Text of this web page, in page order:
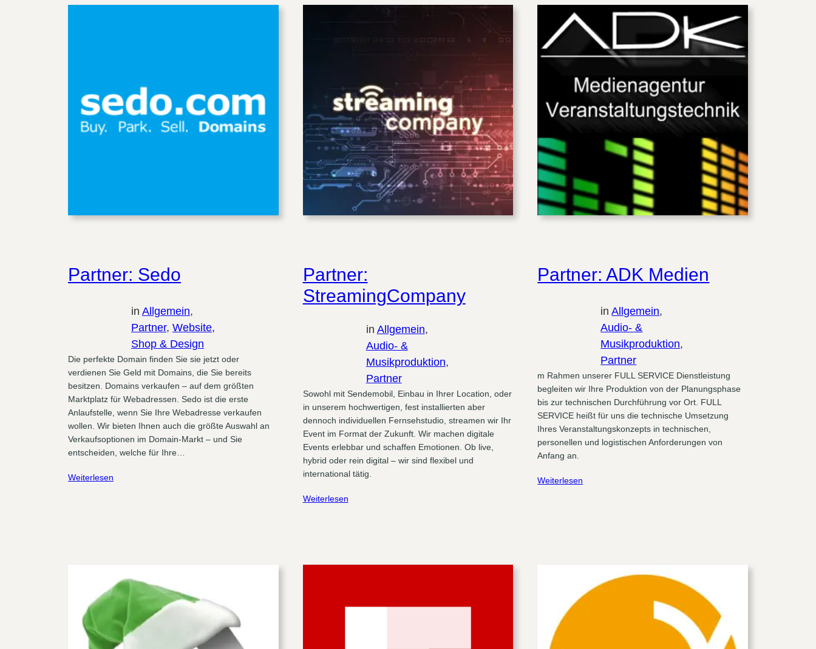
Partner: Sedo
in Allgemein
Partner, Website,
Shop & Design
Die perfekte Domain finden Sie sie jetzt oder
verdienen Sie Geld mit Domains, die Sie bereits
besitzen. Domains verkaufen – auf dem größten
Marktplatz für Webadressen. Sedo ist die erste
Anlaufstelle, wenn Sie Ihre Webadresse verkaufen
wollen. Wir bieten Ihnen auch die größte Auswahl an
Verkaufsoptionen im Domain-Markt – und Sie
entscheiden, welche für Ihre…
Weiterlesen
Partner:
StreamingCompany
in Allgemein
Audio- &
Musikproduktion
Partner
Sowohl mit Sendemobil, Einbau in Ihrer Location, oder
in unserem hochwertigen, fest installierten aber
dennoch individuellen Fernsehstudio, streamen wir Ihr
Event im Format der Zukunft. Wir machen digitale
Events erlebbar und schaffen Emotionen. Ob live,
hybrid oder rein digital – wir sind flexibel und
international tätig.
Weiterlesen
Partner: ADK Medien
inAllgemein
Audio- &
Musikproduktion
Partner
m Rahmen unserer FULL SERVICE Dienstleistung
begleiten wir Ihre Produktion von der Planungsphase
bis zur technischen Durchführung vor Ort. FULL
SERVICE heißt für uns die technische Umsetzung
Ihres Veranstaltungskonzepts in technischen,
personellen und logistischen Anforderungen von
Anfang an.
Weiterlesen